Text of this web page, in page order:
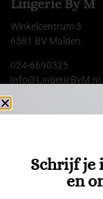
Lingerie By M
Winkelcentrum 3
6581 BV Malden
024-6690325
Info@LingerieByM.nl
KvK: 81177739
BTW:
Schrijf je
en